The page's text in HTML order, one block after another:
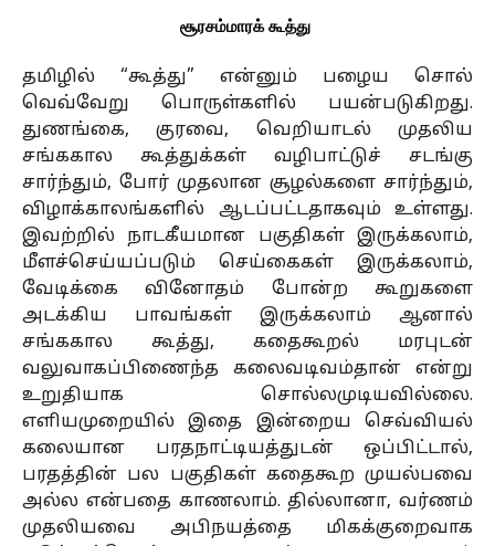
சூரசம்மாரக் கூத்து
தமிழில் “கூத்து” என்னும் பழைய சொல்
வெவ்வேறு பொருள்களில் பயன்படுகிறது.
துணங்கை, குரவை, வெறியாடல் முதலிய
சங்ககால கூத்துக்கள் வழிபாட்டுச் சடங்கு
சார்ந்தும், போர் முதலான சூழல்களை சார்ந்தும்,
விழாக்காலங்களில் ஆடப்பட்டதாகவும் உள்ளது.
இவற்றில் நாடகீயமான பகுதிகள் இருக்கலாம்,
மீளச்செய்யப்படும் செய்கைகள் இருக்கலாம்,
வேடிக்கை வினோதம் போன்ற கூறுகளை
அடக்கிய பாவங்கள் இருக்கலாம் ஆனால்
சங்ககால கூத்து, கதைகூறல் மரபுடன்
வலுவாகப்பிணைந்த கலைவடிவம்தான் என்று
உறுதியாக சொல்லமுடியவில்லை.
எளியமுறையில் இதை இன்றைய செவ்வியல்
கலையான பரதநாட்டியத்துடன் ஒப்பிட்டால்,
பரதத்தின் பல பகுதிகள் கதைகூற முயல்பவை
அல்ல என்பதை காணலாம். தில்லானா, வர்ணம்
முதலியவை அபிநயத்தை மிகக்குறைவாக